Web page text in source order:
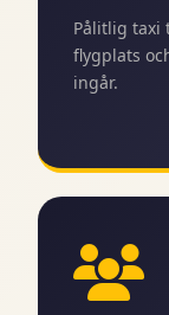
Pålitlig taxi
flygplats
ingår.